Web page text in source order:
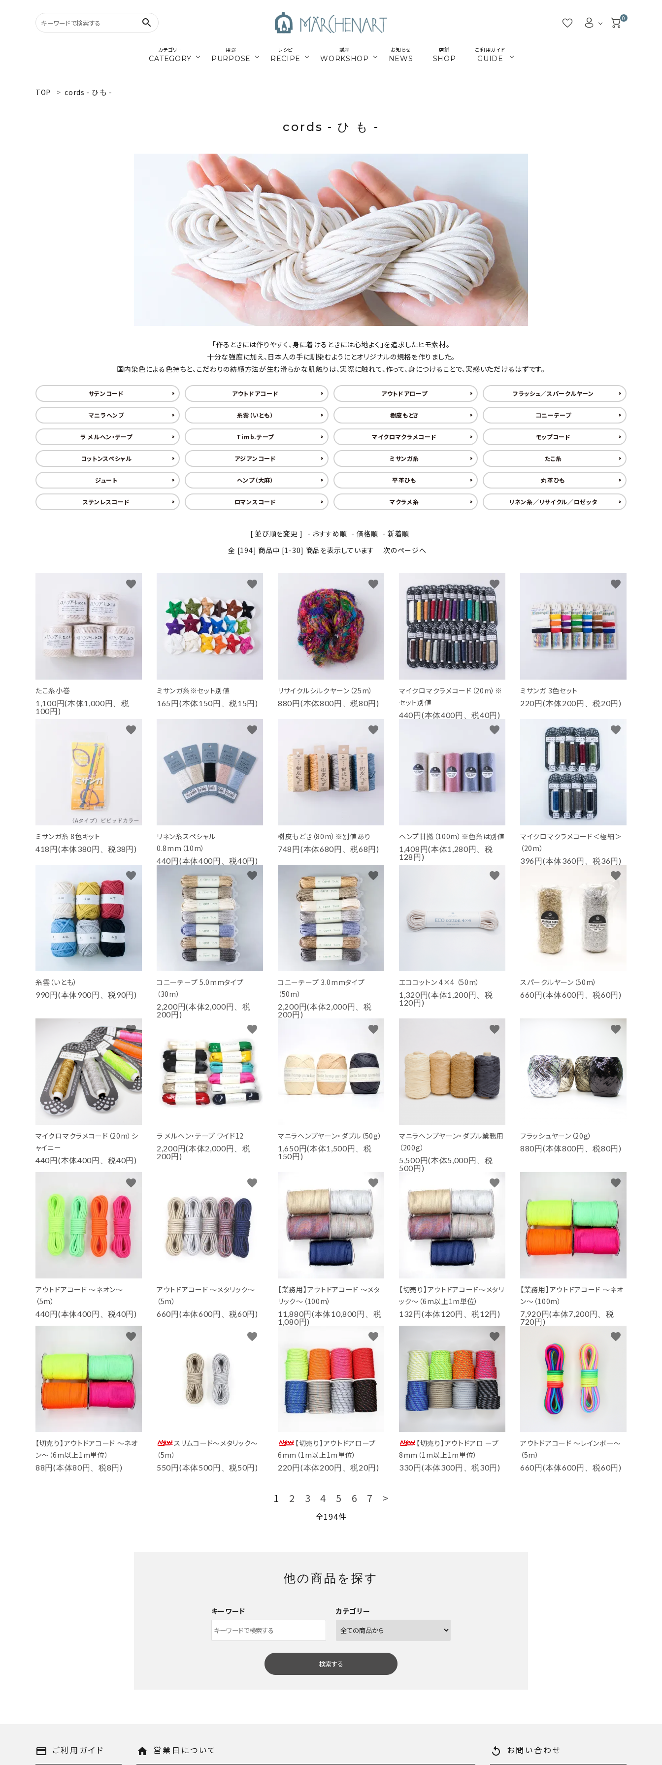
search 0
カテゴリー
CATEGORY
用途
PURPOSE
パワーストーン シルバー
ナチュラル素材 ウッド
留めパーツ お得な業務用 アウトレット
レシピ
RECIPE
講座
WORKSHOP
お知らせ
NEWS
店舗
SHOP
ご利用ガイド
GUIDE
TOP cords - ひ も -
cords - ひ も -
「作るときには作りやすく、身に着けるときには心地よく」を追求したヒモ素材。
十分な強度に加え、日本人の手に馴染むようにとオリジナルの規格を作りました。
国内染色による色持ちと、こだわりの紡績方法が生む滑らかな肌触りは、実際に触れて、作って、身につけることで、実感いただけるはずです。
サテンコード アウトドアコード アウトドアロープ フラッシュ／スパークルヤーン
マニラヘンプ 糸雲（いとも） 樹皮もどき コニーテープ
ラ メルヘン・テープ Timb.テープ マイクロマクラメコード モップコード
コットンスペシャル アジアンコード ミサンガ糸 たこ糸
ジュート ヘンプ（大麻） 平革ひも 丸革ひも
ステンレスコード ロマンスコード マクラメ糸 リネン糸／リサイクル／ロゼッタ
[ 並び順を変更 ] - おすすめ順 - 価格順 - 新着順
全 [194] 商品中 [1-30] 商品を表示しています
次のページへ
たこ糸小巻
1,100円(本体1,000円、税
100円)
favorite
ミサンガ糸※セット別値
165円(本体150円、税15円)
favorite
リサイクルシルクヤーン（25m）
880円(本体800円、税80円)
favorite
マイクロマクラメコード（20m）※
セット別値
440円(本体400円、税40円)
favorite
ミサンガ 3色セット
220円(本体200円、税20円)
favorite
ミサンガ糸 8色キット
418円(本体380円、税38円)
favorite
リネン糸スペシャル
0.8mm（10m）
440円(本体400円、税40円)
favorite
樹皮もどき（80m）※別値あり
748円(本体680円、税68円)
favorite
ヘンプ甘撚（100m）※色糸は別値
1,408円(本体1,280円、税
128円)
favorite
マイクロマクラメコード＜極細＞
（20m）
396円(本体360円、税36円)
favorite
糸雲（いとも）
990円(本体900円、税90円)
favorite
コニーテープ 5.0mmタイプ
（30m）
2,200円(本体2,000円、税
200円)
favorite
コニーテープ 3.0mmタイプ
（50m）
2,200円(本体2,000円、税
200円)
favorite
エココットン 4×4 （50m）
1,320円(本体1,200円、税
120円)
favorite
スパークルヤーン（50m）
660円(本体600円、税60円)
favorite
マイクロマクラメコード（20m）シ
ャイニー
440円(本体400円、税40円)
favorite
ラ メルヘン・テープ ワイド12
2,200円(本体2,000円、税
200円)
favorite
マニラヘンプヤーン・ダブル（50g）
1,650円(本体1,500円、税
150円)
favorite
マニラヘンプヤーン・ダブル業務用
（200g）
5,500円(本体5,000円、税
500円)
favorite
フラッシュヤーン（20g）
880円(本体800円、税80円)
favorite
アウトドアコード ～ネオン～
（5m）
440円(本体400円、税40円)
favorite
アウトドアコード ～メタリック～
（5m）
660円(本体600円、税60円)
favorite
【業務用】アウトドアコード ～メタ
リック～（100m）
11,880円(本体10,800円、税
1,080円)
favorite
【切売り】アウトドアコード～メタリ
ック～（6m以上1m単位）
132円(本体120円、税12円)
favorite
【業務用】アウトドアコード ～ネオ
ン～（100m）
7,920円(本体7,200円、税
720円)
favorite
【切売り】アウトドアコード ～ネオ
ン～（6m以上1m単位）
88円(本体80円、税8円)
favorite
スリムコード～メタリック～
（5m）
550円(本体500円、税50円)
favorite
【切売り】アウトドアロープ
6mm（1m以上1m単位）
220円(本体200円、税20円)
favorite
【切売り】アウトドアロ ープ
8mm（1m以上1m単位）
330円(本体300円、税30円)
favorite
アウトドアコード ～レインボー～
（5m）
660円(本体600円、税60円)
favorite
1 2 3 4 5 6 7 >
全194件
他の商品を探す
キーワード カテゴリー
検索する
キーワード
payment ご利用ガイド home 営業日について replay お問い合わせ